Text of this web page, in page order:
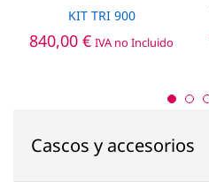
KIT TRI 900
840,00 € IVA no Incluido
Cascos y accesorios